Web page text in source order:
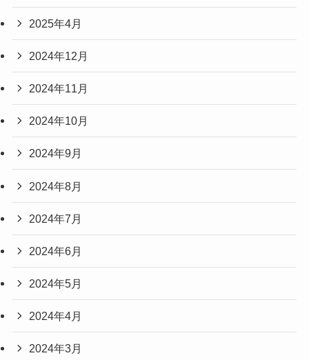
2025年4月
2024年12月
2024年11月
2024年10月
2024年9月
2024年8月
2024年7月
2024年6月
2024年5月
2024年4月
2024年3月